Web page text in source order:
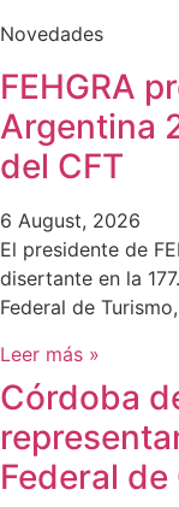
Novedades
FEHGRA
Argentina
del CFT
6 August, 2026
El presidente de
disertante en la
Federal de
Leer más »
Córdoba
Federal de